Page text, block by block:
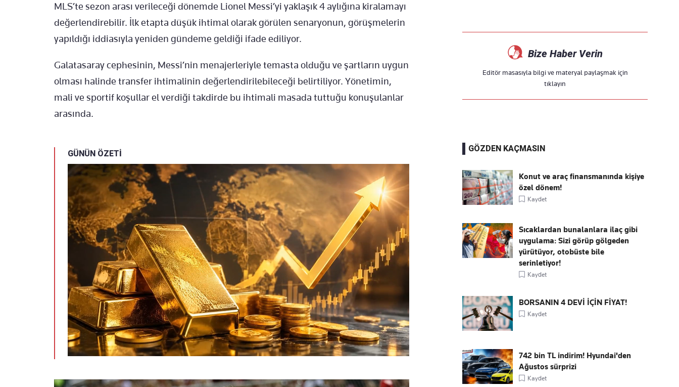
MLS’te sezon arası verileceği dönemde Lionel Messi’yi yaklaşık 4 aylığına kiralamayı
değerlendirebilir. İlk etapta düşük ihtimal olarak görülen senaryonun, görüşmelerin
yapıldığı iddiasıyla yeniden gündeme geldiği ifade ediliyor.
Galatasaray cephesinin, Messi’nin menajerleriyle temasta olduğu ve şartların uygun
olması halinde transfer ihtimalinin değerlendirilebileceği belirtiliyor. Yönetimin,
mali ve sportif koşullar el verdiği takdirde bu ihtimali masada tuttuğu konuşulanlar
arasında.
GÜNÜN ÖZETİ
Bize Haber Verin
Editör masasıyla bilgi ve materyal paylaşmak için
tıklayın
GÖZDEN KAÇMASIN
Konut ve araç finansmanında kişiye
özel dönem!
Kaydet
Sıcaklardan bunalanlara ilaç gibi
uygulama: Sizi görüp gölgeden
yürütüyor, otobüste bile
serinletiyor!
Kaydet
BORSANIN 4 DEVİ İÇİN FİYAT!
Kaydet
742 bin TL indirim! Hyundai'den
Ağustos sürprizi
Kaydet